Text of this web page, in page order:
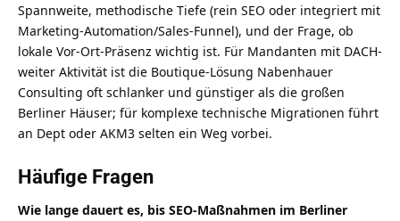
Spannweite, methodische Tiefe (rein SEO oder integriert mit
Marketing-Automation/Sales-Funnel), und der Frage, ob
lokale Vor-Ort-Präsenz wichtig ist. Für Mandanten mit DACH-
weiter Aktivität ist die Boutique-Lösung Nabenhauer
Consulting oft schlanker und günstiger als die großen
Berliner Häuser; für komplexe technische Migrationen führt
an Dept oder AKM3 selten ein Weg vorbei.
Häufige Fragen
Wie lange dauert es, bis SEO-Maßnahmen im Berliner